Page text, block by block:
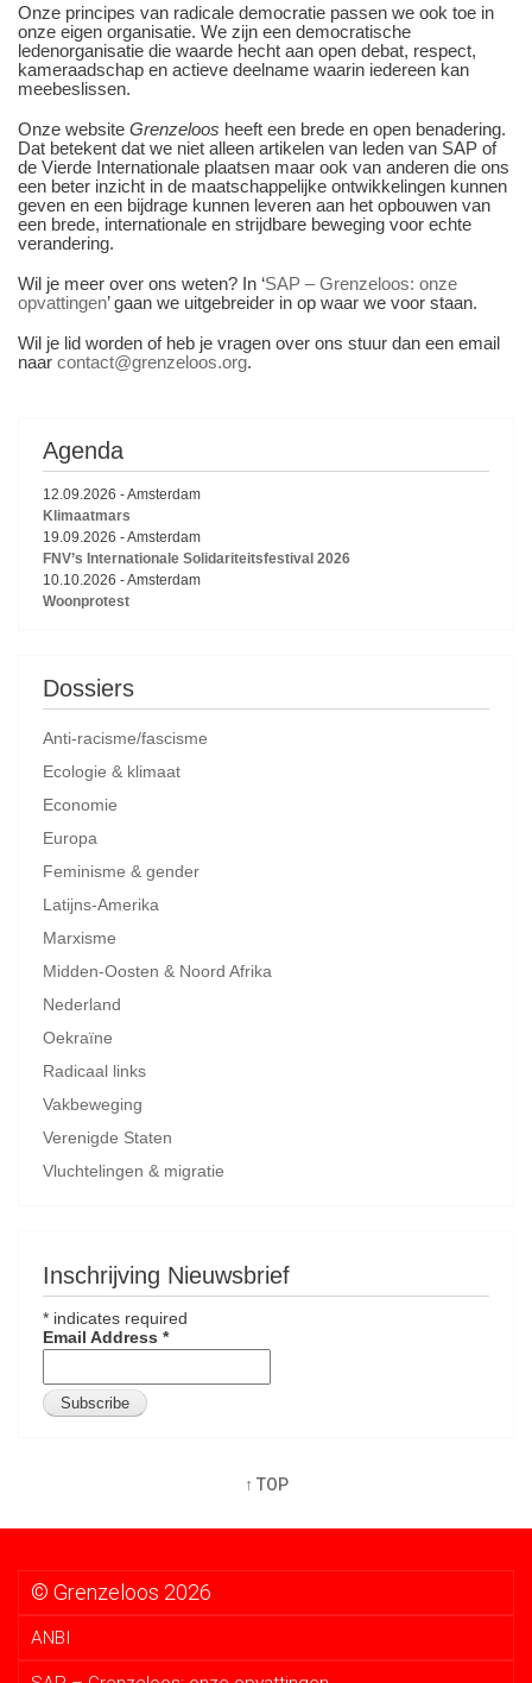
Onze principes van radicale democratie passen we ook toe in
onze eigen organisatie. We zijn een democratische
ledenorganisatie die waarde hecht aan open debat, respect,
kameraadschap en actieve deelname waarin iedereen kan
meebeslissen.
Onze website Grenzeloos heeft een brede en open benadering.
Dat betekent dat we niet alleen artikelen van leden van SAP of
de Vierde Internationale plaatsen maar ook van anderen die ons
een beter inzicht in de maatschappelijke ontwikkelingen kunnen
geven en een bijdrage kunnen leveren aan het opbouwen van
een brede, internationale en strijdbare beweging voor echte
verandering.
Wil je meer over ons weten? In ‘SAP – Grenzeloos: onze
opvattingen’ gaan we uitgebreider in op waar we voor staan.
Wil je lid worden of heb je vragen over ons stuur dan een email
naar contact@grenzeloos.org.
Agenda
12.09.2026 -Amsterdam
Klimaatmars
19.09.2026 -Amsterdam
FNV’s Internationale Solidariteitsfestival 2026
10.10.2026 -Amsterdam
Woonprotest
Dossiers
Anti-racisme/fascisme
Ecologie & klimaat
Economie
Europa
Feminisme & gender
Latijns-Amerika
Marxisme
Midden-Oosten & Noord Afrika
Nederland
Oekraïne
Radicaal links
Vakbeweging
Verenigde Staten
Vluchtelingen & migratie
Inschrijving Nieuwsbrief
* indicates required
Email Address *
↑ TOP
© Grenzeloos 2026
ANBI